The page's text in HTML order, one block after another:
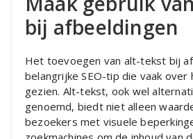
bij afbeeldingen
Het toevoegen van alt-tekst bij
belangrijke SEO-tip die vaak
gezien. Alt-tekst, ook wel
genoemd, biedt niet alleen
bezoekers met visuele